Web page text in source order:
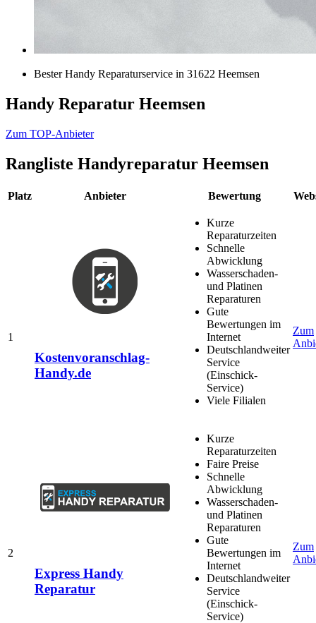
Bester Handy Reparaturservice in 31622 Heemsen
Handy Reparatur Heemsen
Zum TOP-Anbieter
Rangliste Handyreparatur Heemsen
Platz Anbieter Bewertung
1
Kostenvoranschlag-
Handy.de
Kurze
Reparaturzeiten
Schnelle
Abwicklung
Wasserschaden-
und Platinen
Reparaturen
Gute
Bewertungen im
Internet
Deutschlandweiter
Service
(Einschick-
Service)
Viele Filialen
Zum
2
Express Handy
Reparatur
Kurze
Reparaturzeiten
Faire Preise
Schnelle
Abwicklung
Wasserschaden-
und Platinen
Reparaturen
Gute
Bewertungen im
Internet
Deutschlandweiter
Service
(Einschick-
Service)
Zum